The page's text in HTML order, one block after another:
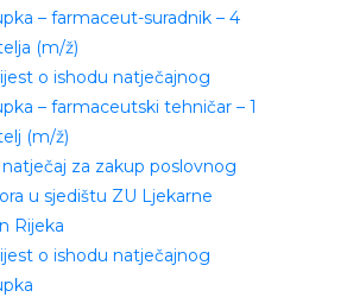
– farmaceut-suradnik – 4
(m/ž)
o ishodu natječajnog
– farmaceutski tehničar – 1
(m/ž)
za zakup poslovnog
u sjedištu ZU Ljekarne
Rijeka
o ishodu natječajnog